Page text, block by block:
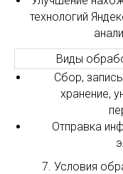
технологий
Виды
Сбор,
хранение,
Отправка
7. Условия